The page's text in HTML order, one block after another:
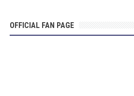
OFFICIAL FAN PAGE